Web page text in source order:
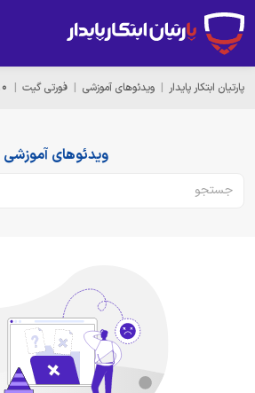
پارتیان ابتکار پایدار ویدئوهای آموزشی فورتی گیت
ویدئوهای آموزشی